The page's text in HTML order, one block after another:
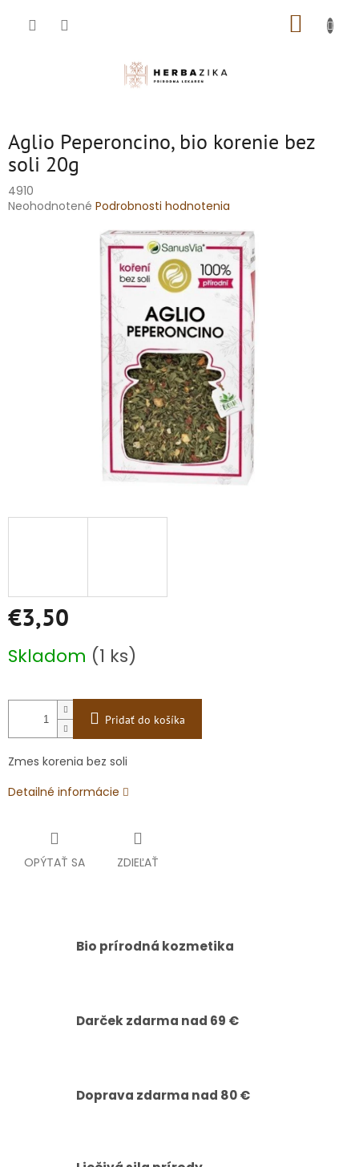
Aglio Peperoncino, bio korenie bez
soli 20g
4910
Priemerné
Neohodnotené Podrobnosti hodnotenia
€3,50
cena:
Skladom (1 ks)
Pridať do košíka
Zmes korenia bez soli
Detailné informácie
OPÝTAŤ SA ZDIEĽAŤ
Bio prírodná kozmetika
Darček zdarma nad 69 €
Doprava zdarma nad 80 €